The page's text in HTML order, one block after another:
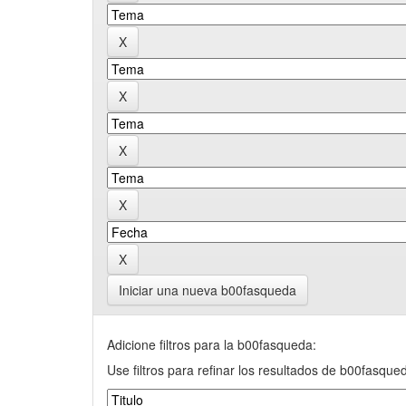
Iniciar una nueva b00fasqueda
Adicione filtros para la b00fasqueda:
Use filtros para refinar los resultados de